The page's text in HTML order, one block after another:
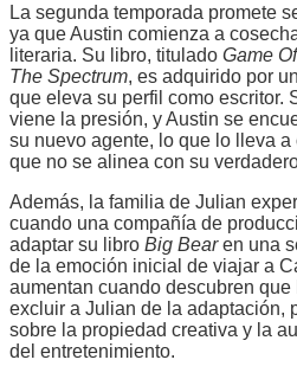
La segunda temporada promete
ya que Austin comienza a
literaria. Su libro, titulado Game
The Spectrum, es adquirido por
que eleva su perfil como escritor.
viene la presión, y Austin se
su nuevo agente, lo que lo lleva a
que no se alinea con su
Además, la familia de Julian
cuando una compañía de
adaptar su libro Big Bearen una
de la emoción inicial de viajar a
aumentan cuando descubren
excluir a Julian de la adaptación,
sobre la propiedad creativa y la
del entretenimiento.